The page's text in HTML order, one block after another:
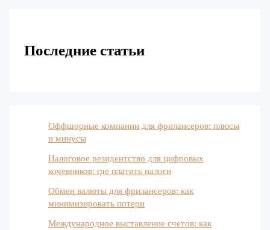
Последние статьи
Оффшорные компании для фрилансеров: плюсы
и минусы
Налоговое резидентство для цифровых
кочевников: где платить налоги
Обмен валюты для фрилансеров: как
минимизировать потери
Международное выставление счетов: как